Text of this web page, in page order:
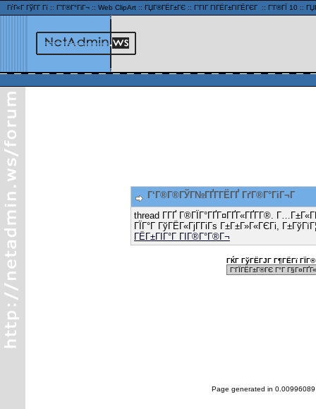
ГѓГ«Г ГўГ­Г Гї :: Г”Г®Г°ГіГ¬ :: Web ClipArt :: ГЏГ®ГЁГ±ГЄ :: Г‘ГІГ ГІГЁГ±ГІГЁГЄГ :: Г’Г®ГЇ 10 ::
Г‘Г®Г®ГЎГ№ГҐГ­ГЁГҐ ГґГ®Г°ГіГ¬Г
thread Г­ГҐ Г®ГЇГ°ГҐГ¤ГҐГ«ГҐГ­Г®.
ГЇГ°Г ГўГЁГ«ГјГ­ГіГѕ Г±Г±Г»Г«ГЄГі,
ГЁГ±ГІГ°Г ГІГ®Г°Г®Г¬
ГЌГ ГўГЁГЈГ Г¶ГЁГї ГЇГ®
Page generated in